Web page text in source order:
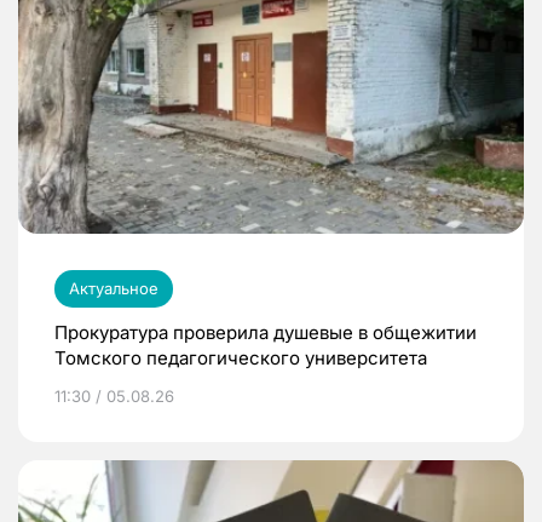
Актуальное
Прокуратура проверила душевые в общежитии
Томского педагогического университета
11:30 / 05.08.26